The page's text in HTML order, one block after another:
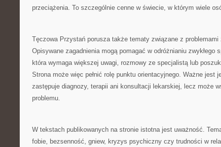
przeciążenia. To szczególnie cenne w świecie, w którym wiele
Tęczowa Przystań porusza także tematy związane z
Opisywane zagadnienia mogą pomagać w odróżnianiu zwykłego
która wymaga większej uwagi, rozmowy ze specjalistą lub
Strona może więc pełnić rolę punktu orientacyjnego. Ważne jest
zastępuje diagnozy, terapii ani konsultacji lekarskiej, lecz może
problemu.
W tekstach publikowanych na stronie istotna jest uważność.
fobie, bezsenność, gniew, kryzys psychiczny czy trudności w